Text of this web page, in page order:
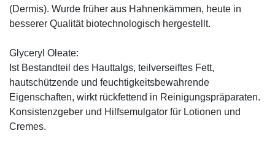
(Dermis). Wurde früher aus Hahnenkämmen, heute in
besserer Qualität biotechnologisch hergestellt.
Glyceryl Oleate:
Ist Bestandteil des Hauttalgs, teilverseiftes Fett,
hautschützende und feuchtigkeitsbewahrende
Eigenschaften, wirkt rückfettend in Reinigungspräparaten.
Konsistenzgeber und Hilfsemulgator für Lotionen und
Cremes.